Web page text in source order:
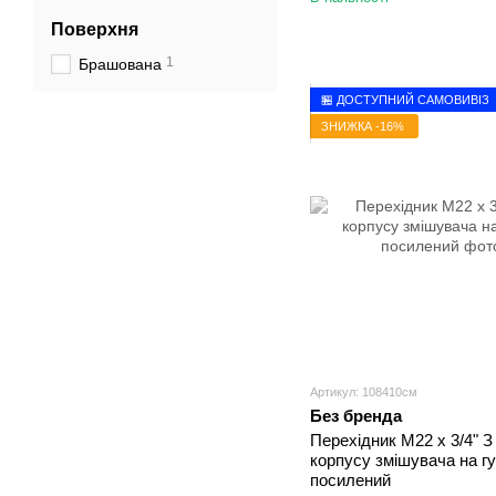
🏪 ДОСТУПНИЙ САМОВИВІЗ
ЗНИЖКА -16%
Артикул: 108410см
Без бренда
Перехідник М22 х 3/4" З
корпусу змішувача на
посилений
Поверхня
Брашована 1